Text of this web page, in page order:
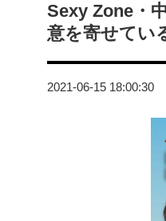
Sexy Zone・
意を寄せてい
2021-06-15 18:00:30